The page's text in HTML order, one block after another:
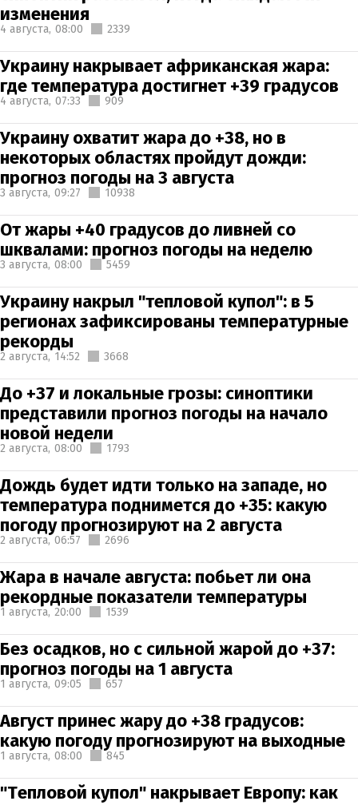
изменения
4 августа, 08:00 2339
Украину накрывает африканская жара:
где температура достигнет +39 градусов
4 августа, 07:33 909
Украину охватит жара до +38, но в
некоторых областях пройдут дожди:
прогноз погоды на 3 августа
3 августа, 09:27 10938
От жары +40 градусов до ливней со
шквалами: прогноз погоды на неделю
3 августа, 08:00 5459
Украину накрыл "тепловой купол": в 5
регионах зафиксированы температурные
рекорды
2 августа, 14:52 3668
До +37 и локальные грозы: синоптики
представили прогноз погоды на начало
новой недели
2 августа, 08:00 1793
Дождь будет идти только на западе, но
температура поднимется до +35: какую
погоду прогнозируют на 2 августа
2 августа, 06:57 2696
Жара в начале августа: побьет ли она
рекордные показатели температуры
1 августа, 20:00 1539
Без осадков, но с сильной жарой до +37:
прогноз погоды на 1 августа
1 августа, 09:05 657
Август принес жару до +38 градусов:
какую погоду прогнозируют на выходные
1 августа, 08:00 845
"Тепловой купол" накрывает Европу: как